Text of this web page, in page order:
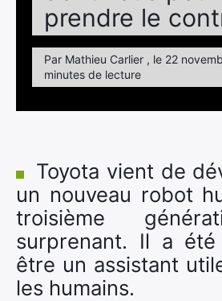
prendre le
Par Mathieu Carlier , le 22
minutes de lecture
Toyota vient de
un nouveau robot
troisième
surprenant. Il a
être un assistant
les humains.